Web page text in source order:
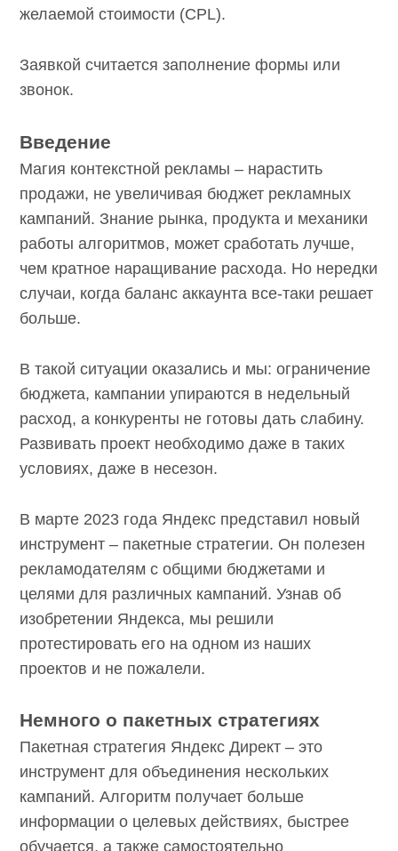
желаемой стоимости (CPL).
Заявкой считается заполнение формы или
звонок.
Введение
Магия контекстной рекламы – нарастить
продажи, не увеличивая бюджет рекламных
кампаний. Знание рынка, продукта и механики
работы алгоритмов, может сработать лучше,
чем кратное наращивание расхода. Но нередки
случаи, когда баланс аккаунта все-таки решает
больше.
В такой ситуации оказались и мы: ограничение
бюджета, кампании упираются в недельный
расход, а конкуренты не готовы дать слабину.
Развивать проект необходимо даже в таких
условиях, даже в несезон.
В марте 2023 года Яндекс представил новый
инструмент – пакетные стратегии. Он полезен
рекламодателям с общими бюджетами и
целями для различных кампаний. Узнав об
изобретении Яндекса, мы решили
протестировать его на одном из наших
проектов и не пожалели.
Немного о пакетных стратегиях
Пакетная стратегия Яндекс Директ – это
инструмент для объединения нескольких
кампаний. Алгоритм получает больше
информации о целевых действиях, быстрее
обучается, а также самостоятельно